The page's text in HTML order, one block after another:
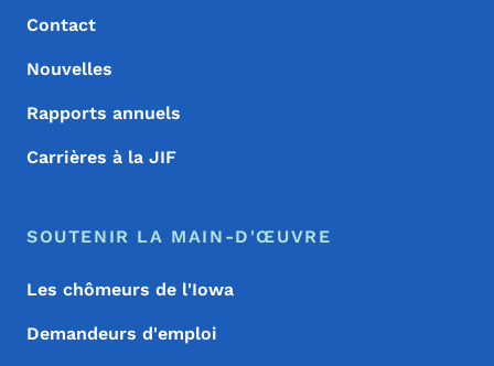
Contact
Nouvelles
Rapports annuels
Carrières à la JIF
SOUTENIR LA MAIN-D'ŒUVRE
Les chômeurs de l'Iowa
Demandeurs d'emploi